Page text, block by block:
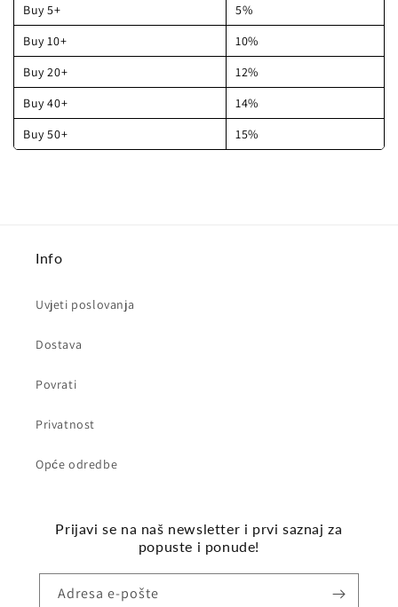
Buy 5+
5%
Buy 10+
10%
Buy 20+
12%
Buy 40+
14%
Buy 50+
15%
Info
Uvjeti poslovanja
Dostava
Povrati
Privatnost
Opće odredbe
Prijavi se na naš newsletter i prvi saznaj za
popuste i ponude!
Adresa e-pošte